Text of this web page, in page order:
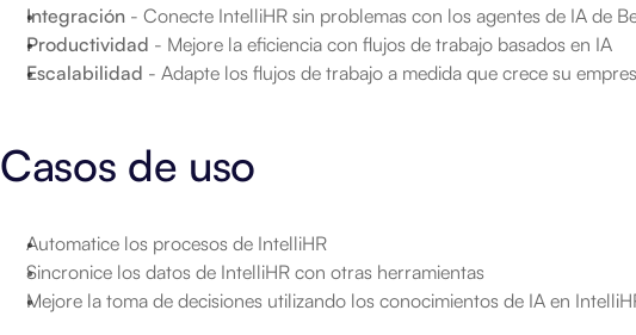
Integración - Conecte IntelliHR sin problemas con los agentes de IA de
Productividad - Mejore la eficiencia con flujos de trabajo basados en IA
Escalabilidad - Adapte los flujos de trabajo a medida que crece su
Casos de uso
Automatice los procesos de IntelliHR
Sincronice los datos de IntelliHR con otras herramientas
Mejore la toma de decisiones utilizando los conocimientos de IA en